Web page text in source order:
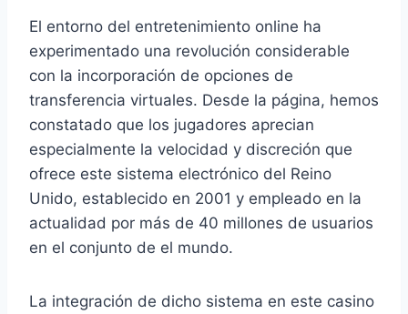
El entorno del entretenimiento online ha
experimentado una revolución considerable
con la incorporación de opciones de
transferencia virtuales. Desde la página, hemos
constatado que los jugadores aprecian
especialmente la velocidad y discreción que
ofrece este sistema electrónico del Reino
Unido, establecido en 2001 y empleado en la
actualidad por más de 40 millones de usuarios
en el conjunto de el mundo.
La integración de dicho sistema en este casino